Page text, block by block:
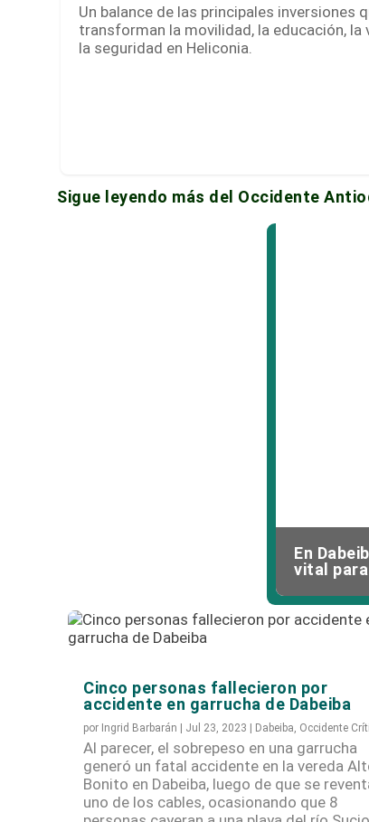
Un balance de las principales inversiones
transforman la movilidad, la educación, la
la seguridad en Heliconia.
Sigue leyendo más del Occidente
En
vital
Cinco personas fallecieron por
accidente en garrucha de Dabeiba
por Ingrid Barbarán Jul 23, 2023 Dabeiba, Occidente
Al parecer, el sobrepeso en una garrucha
generó un fatal accidente en la vereda
Bonito en Dabeiba, luego de que se
uno de los cables, ocasionando que 8